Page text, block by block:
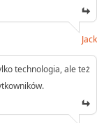
Jack
technologia, ale też